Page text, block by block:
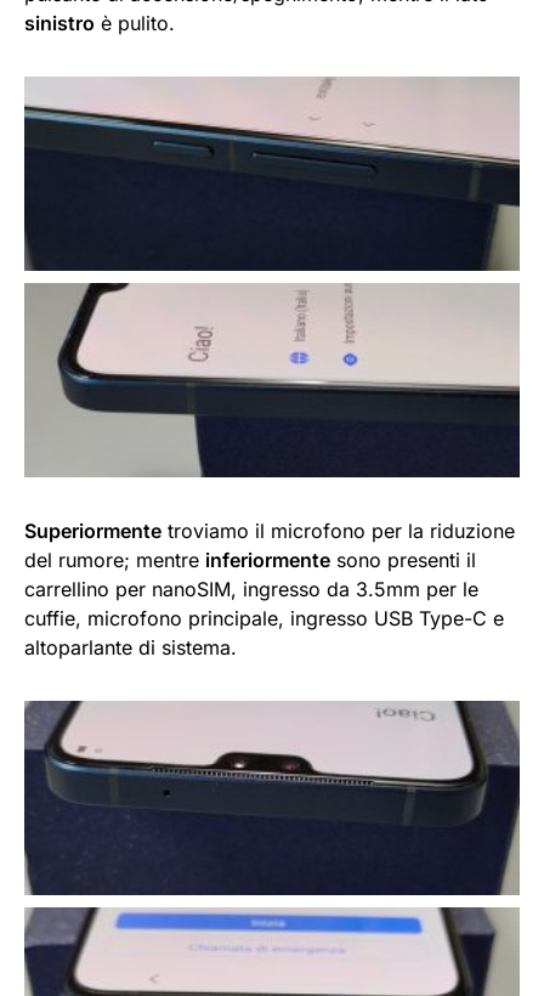
sinistro è pulito.
Superiormente troviamo il microfono per la riduzione
del rumore; mentre inferiormente sono presenti il
carrellino per nanoSIM, ingresso da 3.5mm per le
cuffie, microfono principale, ingresso USB Type-C e
altoparlante di sistema.